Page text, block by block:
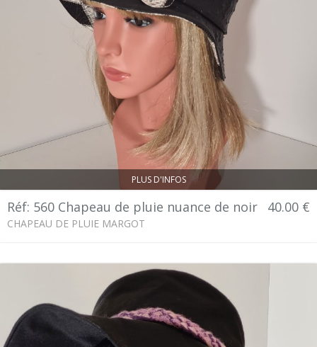
PLUS D'INFOS
Réf: 560 Chapeau de pluie nuance de noir
CHAPEAU DE PLUIE MARGOT
40.00 €